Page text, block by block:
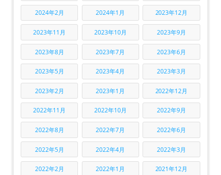
2024年2月 2024年1月 2023年12月
2023年11月 2023年10月 2023年9月
2023年8月 2023年7月 2023年6月
2023年5月 2023年4月 2023年3月
2023年2月 2023年1月 2022年12月
2022年11月 2022年10月 2022年9月
2022年8月 2022年7月 2022年6月
2022年5月 2022年4月 2022年3月
2022年2月 2022年1月 2021年12月